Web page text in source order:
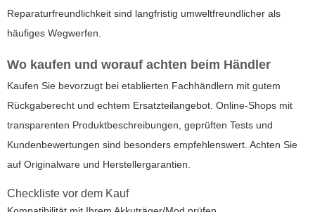
Reparaturfreundlichkeit sind langfristig umweltfreundlicher als
häufiges Wegwerfen.
Wo kaufen und worauf achten beim Händler
Kaufen Sie bevorzugt bei etablierten Fachhändlern mit gutem
Rückgaberecht und echtem Ersatzteilangebot. Online-Shops mit
transparenten Produktbeschreibungen, geprüften Tests und
Kundenbewertungen sind besonders empfehlenswert. Achten Sie
auf Originalware und Herstellergarantien.
Checkliste vor dem Kauf